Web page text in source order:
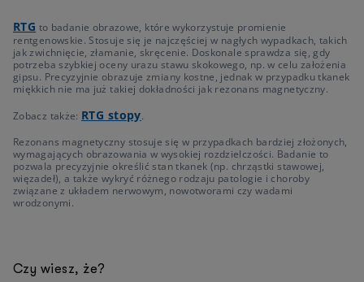
RTG to badanie obrazowe, które wykorzystuje promienie
rentgenowskie. Stosuje się je najczęściej w nagłych wypadkach, takich
jak zwichnięcie, złamanie, skręcenie. Doskonale sprawdza się, gdy
potrzeba szybkiej oceny urazu stawu skokowego, np. w celu założenia
gipsu. Precyzyjnie obrazuje zmiany kostne, jednak w przypadku tkanek
miękkich nie ma już takiej dokładności jak rezonans magnetyczny.
Zobacz także: RTG stopy.
Rezonans magnetyczny stosuje się w przypadkach bardziej złożonych,
wymagających obrazowania w wysokiej rozdzielczości. Badanie to
pozwala precyzyjnie określić stan tkanek (np. chrząstki stawowej,
więzadeł), a także wykryć różnego rodzaju patologie i choroby
związane z układem nerwowym, nowotworami czy wadami
wrodzonymi.
Czy wiesz, że?